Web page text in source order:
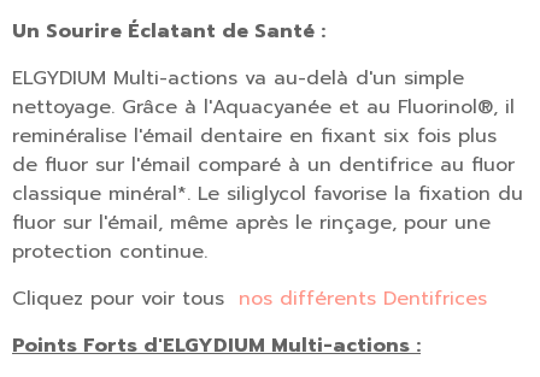
Un Sourire Éclatant de Santé :
ELGYDIUM Multi-actions va au-delà d'un simple
nettoyage. Grâce à l'Aquacyanée et au Fluorinol®, il
reminéralise l'émail dentaire en fixant six fois plus
de fluor sur l'émail comparé à un dentifrice au fluor
classique minéral*. Le siliglycol favorise la fixation du
fluor sur l'émail, même après le rinçage, pour une
protection continue.
Cliquez pour voir tous nos différents Dentifrices
Points Forts d'ELGYDIUM Multi-actions :